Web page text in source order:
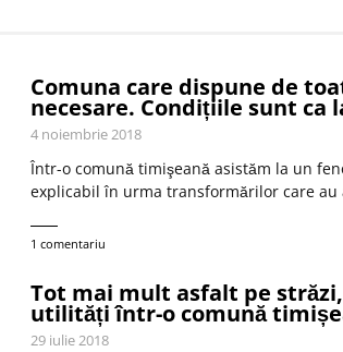
Comuna care dispune de
necesare. Condițiile sunt ca
4 noiembrie 2018
Într-o comună timişeană asistăm la un
explicabil în urma transformărilor care
1 comentariu
Tot mai mult asfalt pe
utilități într-o comună
29 iulie 2018